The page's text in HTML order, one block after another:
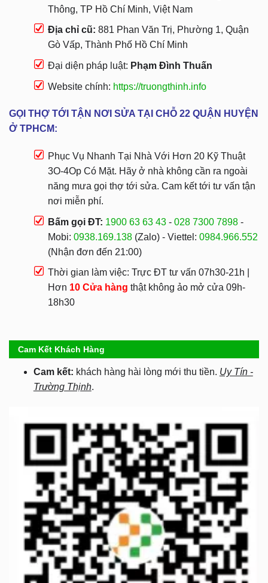
Thông, TP Hồ Chí Minh, Việt Nam
Địa chỉ cũ: 881 Phan Văn Trị, Phường 1, Quận
Gò Vấp, Thành Phố Hồ Chí Minh
Đại diện pháp luật: Phạm Đình Thuấn
Website chính: https://truongthinh.info
GỌI THỢ TỚI TẬN NƠI SỬA TẠI CHỖ 22 QUẬN HUYỆN
Ở TPHCM:
Phục Vụ Nhanh Tại Nhà Với Hơn 20 Kỹ Thuật
3O-4Op Có Mặt. Hãy ở nhà không cần ra ngoài
năng mưa gọi thợ tới sửa. Cam kết tới tư vấn tận
nơi miễn phí.
Bấm gọi ĐT: 1900 63 63 43 - 028 7300 7898 -
Mobi: 0938.169.138 (Zalo) - Viettel: 0984.966.552
(Nhận đơn đến 21:00)
Thời gian làm việc: Trực ĐT tư vấn 07h30-21h |
Hơn 10 Cửa hàng thật không ảo mở cửa 09h-
18h30
Cam Kết Khách Hàng
Cam kết: khách hàng hài lòng mới thu tiền. Uy Tín -
Trường Thịnh.